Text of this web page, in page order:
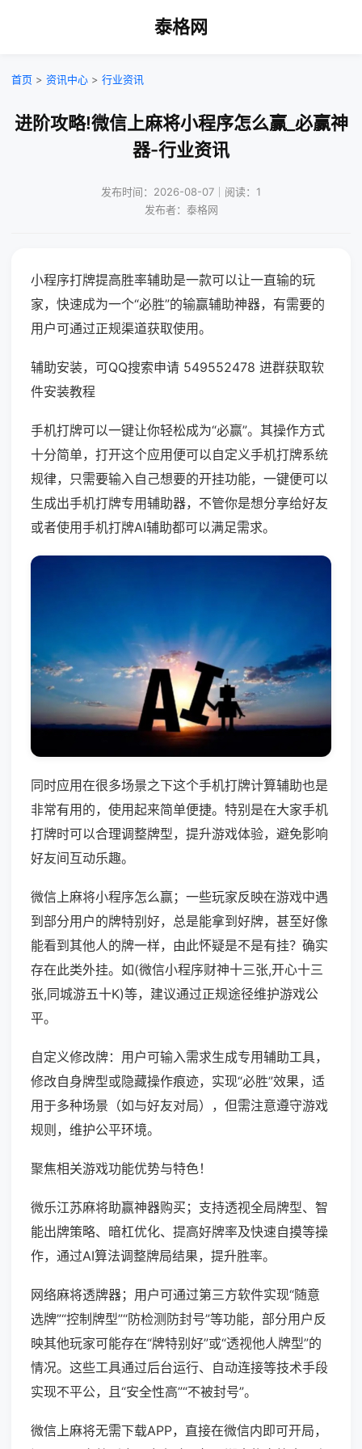
泰格网
首页 > 资讯中心 > 行业资讯
进阶攻略!微信上麻将小程序怎么赢_必赢神
器-行业资讯
发布时间：2026-08-07｜阅读：1
发布者：泰格网
小程序打牌提高胜率辅助是一款可以让一直输的玩
家，快速成为一个“必胜”的输赢辅助神器，有需要的
用户可通过正规渠道获取使用。
辅助安装，可QQ搜索申请 549552478 进群获取软
件安装教程
手机打牌可以一键让你轻松成为“必赢”。其操作方式
十分简单，打开这个应用便可以自定义手机打牌系统
规律，只需要输入自己想要的开挂功能，一键便可以
生成出手机打牌专用辅助器，不管你是想分享给好友
或者使用手机打牌AI辅助都可以满足需求。
同时应用在很多场景之下这个手机打牌计算辅助也是
非常有用的，使用起来简单便捷。特别是在大家手机
打牌时可以合理调整牌型，提升游戏体验，避免影响
好友间互动乐趣。
微信上麻将小程序怎么赢；一些玩家反映在游戏中遇
到部分用户的牌特别好，总是能拿到好牌，甚至好像
能看到其他人的牌一样，由此怀疑是不是有挂？确实
存在此类外挂。如(微信小程序财神十三张,开心十三
张,同城游五十K)等，建议通过正规途径维护游戏公
平。
自定义修改牌：用户可输入需求生成专用辅助工具，
修改自身牌型或隐藏操作痕迹，实现“必胜”效果，适
用于多种场景（如与好友对局），但需注意遵守游戏
规则，维护公平环境。
聚焦相关游戏功能优势与特色！
微乐江苏麻将助赢神器购买；支持透视全局牌型、智
能出牌策略、暗杠优化、提高好牌率及快速自摸等操
作，通过AI算法调整牌局结果，提升胜率。
网络麻将透牌器；用户可通过第三方软件实现“随意
选牌”“控制牌型”“防检测防封号”等功能，部分用户反
映其他玩家可能存在“牌特别好”或“透视他人牌型”的
情况。这些工具通过后台运行、自动连接等技术手段
实现不平公，且“安全性高”“不被封号”。
微信上麻将无需下载APP，直接在微信内即可开局，